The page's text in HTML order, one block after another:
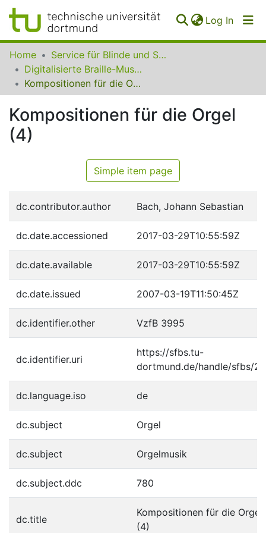
Log In
Communities
Collections
FAQ
Home
Service für Blinde und Sehbehinderte der UB Dortmund
Digitalisierte Braille-Musik-Matrizen des VzfB
Kompositionen für die Orgel (4)
Kompositionen für die Orgel
(4)
Simple item page
dc.contributor.author Bach, Johann Sebastian
dc.date.accessioned 2017-03-29T10:55:59Z
dc.date.available 2017-03-29T10:55:59Z
dc.date.issued 2007-03-19T11:50:45Z
dc.identifier.other VzfB 3995
dc.identifier.uri
https://sfbs.tu-
dortmund.de/handle/sfbs/
dc.language.iso de
dc.subject Orgel
dc.subject Orgelmusik
dc.subject.ddc 780
dc.title
Kompositionen für die Orgel
(4)